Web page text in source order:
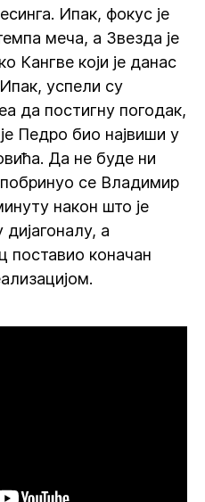
Ипак, фокус је
меча, а Звезда је
Кангве који је данас
Ипак, успели су
да постигну погодак,
Педро био највиши у
Да не буде ни
се Владимир
након што је
а
поставио коначан